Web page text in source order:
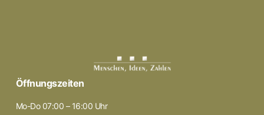
Öffnungszeiten
Mo-Do 07:00 – 16:00 Uhr